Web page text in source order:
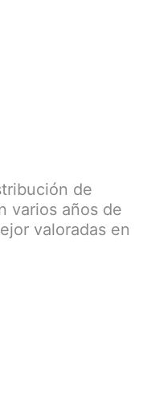
de
varios años de
valoradas en